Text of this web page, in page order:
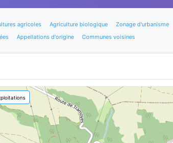
agricoles Agriculture biologique Zonage d'urbanisme
Appellations d'origine Communes voisines